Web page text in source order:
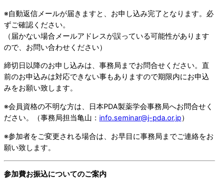
※自動返信メールが届きますと、お申し込み完了となります。必
ずご確認ください。
（届かない場合メールアドレスが誤っている可能性があります
ので、お問い合わせください）
締切日以降のお申し込みは、事務局までお問合せください。直
前のお申込みは対応できない事もありますので期限内にお申込
みをお願い致します。
※会員資格の不明な方は、日本PDA製薬学会事務局へお問合せく
ださい。（事務局担当亀山： info.seminar@j-pda.or.jp）
※参加者をご変更される場合は、お早目に事務局までご連絡をお
願い致します。
参加費お振込についてのご案内